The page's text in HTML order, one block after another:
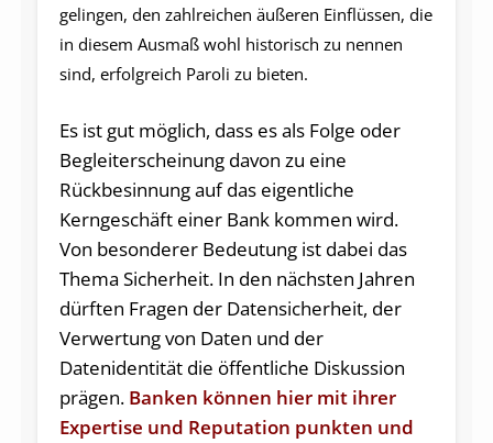
gelingen, den zahlreichen äußeren Einflüssen, die
in diesem Ausmaß wohl historisch zu nennen
sind, erfolgreich Paroli zu bieten.
Es ist gut möglich, dass es als Folge oder
Begleiterscheinung davon zu eine
Rückbesinnung auf das eigentliche
Kerngeschäft einer Bank kommen wird.
Von besonderer Bedeutung ist dabei das
Thema Sicherheit. In den nächsten Jahren
dürften Fragen der Datensicherheit, der
Verwertung von Daten und der
Datenidentität die öffentliche Diskussion
prägen.Banken können hier mit ihrer
Expertise und Reputation punkten und